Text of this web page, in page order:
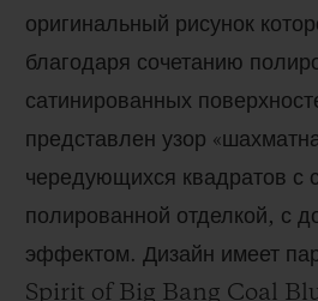
оригинальный рисунок
благодаря сочетанию
сатинированных
представлен узор
чередующихся квадратов с
полированной отделкой, с
эффектом. Дизайн имеет
Spirit of Big Bang Coal